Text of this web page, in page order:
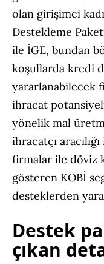
olan girişimci
Destekleme
ile İGE, bundan
koşullarda kredi
yararlanabilecek
ihracat
yönelik mal
ihracatçı
firmalar ile döviz
gösteren KOBİ
desteklerden
Destek
çıkan